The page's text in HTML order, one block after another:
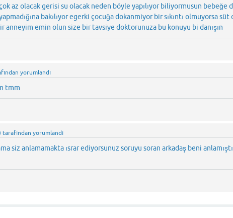
az olacak gerisi su olacak neden böyle yapılıyor biliyormusun bebeğe
bakılıyor egerki çocuğa dokanmiyor bir sıkıntı olmuyorsa süt
emin olun size bir tavsiye doktorunuza bu konuyu bi danışın
yorumlandı
tmm
tarafından yorumlandı
siz anlamamakta ısrar ediyorsunuz soruyu soran arkadaş beni